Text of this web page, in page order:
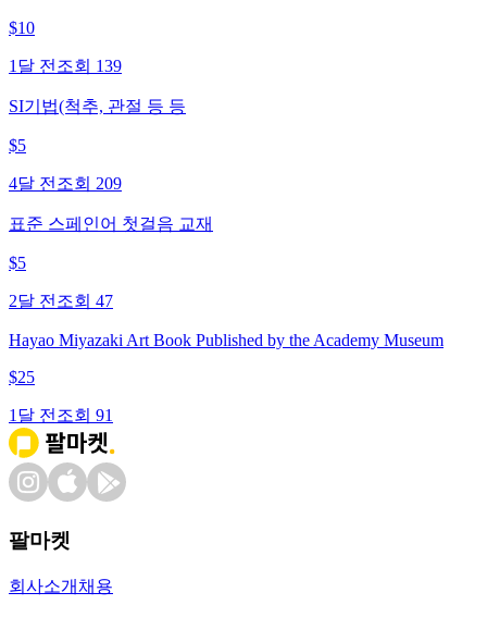
$10
1달 전 조회 139
SI기법(척추, 관절 등 등
$5
4달 전 조회 209
표준 스페인어 첫걸음 교재
$5
2달 전 조회 47
Hayao Miyazaki Art Book Published by the Academy Museum
$25
1달 전 조회 91
팔마켓
회사소개 채용